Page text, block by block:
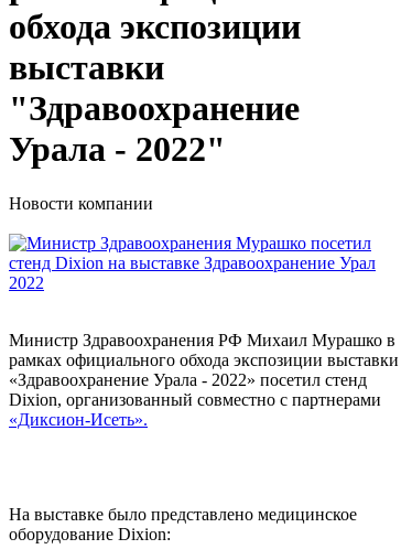
обхода экспозиции
выставки
"Здравоохранение
Урала - 2022"
Новости компании
Министр Здравоохранения РФ Михаил Мурашко в
рамках официального обхода экспозиции выставки
«Здравоохранение Урала - 2022» посетил стенд
Dixion, организованный совместно с партнерами
«Диксион-Исеть».
На выставке было представлено медицинское
оборудование Dixion: